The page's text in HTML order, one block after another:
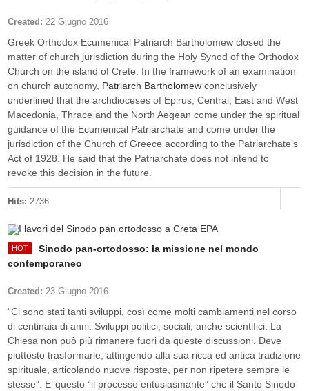
Created: 22 Giugno 2016
Greek Orthodox Ecumenical Patriarch Bartholomew closed the
matter of church jurisdiction during the Holy Synod of the Orthodox
Church on the island of Crete. In the framework of an examination
on church autonomy, Patriarch Bartholomew conclusively
underlined that the archdioceses of Epirus, Central, East and West
Macedonia, Thrace and the North Aegean come under the spiritual
guidance of the Ecumenical Patriarchate and come under the
jurisdiction of the Church of Greece according to the Patriarchate’s
Act of 1928. He said that the Patriarchate does not intend to
revoke this decision in the future.
Hits: 2736
Sinodo pan-ortodosso: la missione nel mondo
contemporaneo
Created: 23 Giugno 2016
“Ci sono stati tanti sviluppi, così come molti cambiamenti nel corso
di centinaia di anni. Sviluppi politici, sociali, anche scientifici. La
Chiesa non può più rimanere fuori da queste discussioni. Deve
piuttosto trasformarle, attingendo alla sua ricca ed antica tradizione
spirituale, articolando nuove risposte, per non ripetere sempre le
stesse”. E’ questo “il processo entusiasmante” che il Santo Sinodo